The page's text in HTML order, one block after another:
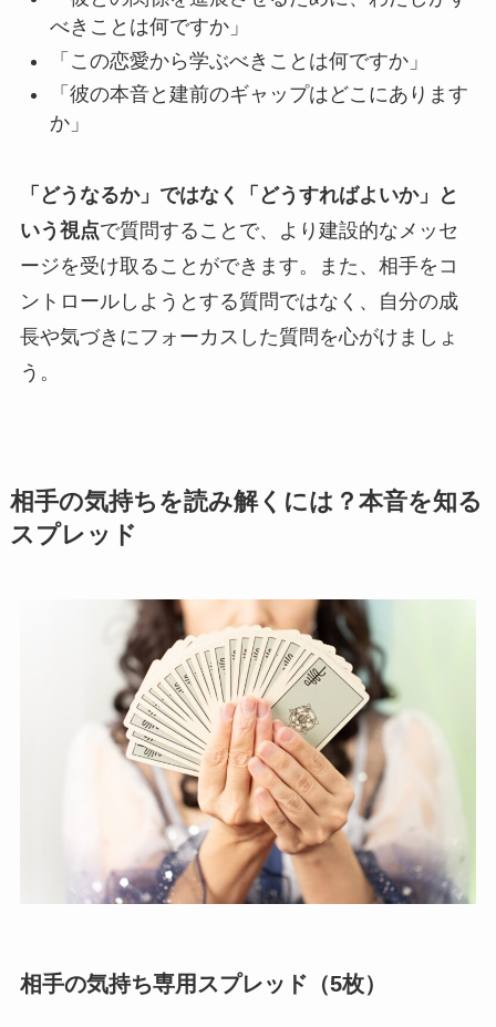
べきことは何ですか」
「この恋愛から学ぶべきことは何ですか」
「彼の本音と建前のギャップはどこにあります
か」
「どうなるか」ではなく「どうすればよいか」と
いう視点で質問することで、より建設的なメッセ
ージを受け取ることができます。また、相手をコ
ントロールしようとする質問ではなく、自分の成
長や気づきにフォーカスした質問を心がけましょ
う。
相手の気持ちを読み解くには？本音を知る
スプレッド
相手の気持ち専用スプレッド（5枚）